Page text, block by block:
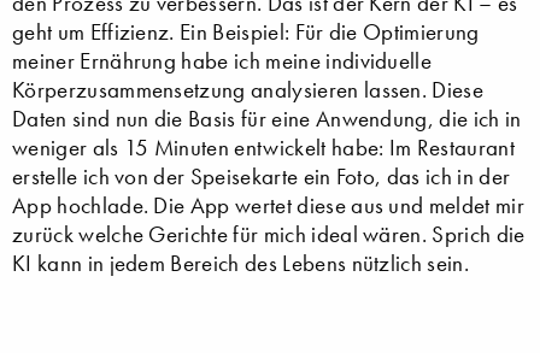
geht um Effizienz. Ein Beispiel: Für die Optimierung
meiner Ernährung habe ich meine individuelle
Körperzusammensetzung analysieren lassen. Diese
Daten sind nun die Basis für eine Anwendung, die ich in
weniger als 15 Minuten entwickelt habe: Im Restaurant
erstelle ich von der Speisekarte ein Foto, das ich in der
App hochlade. Die App wertet diese aus und meldet mir
zurück welche Gerichte für mich ideal wären. Sprich die
KI kann in jedem Bereich des Lebens nützlich sein.